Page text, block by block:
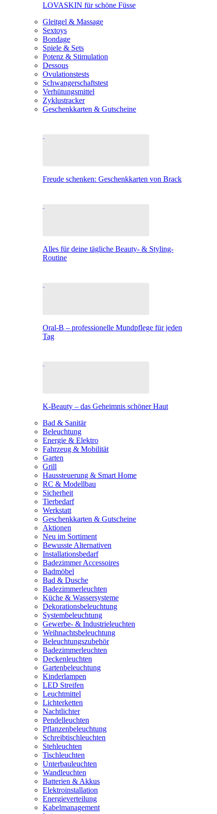
LOVASKIN für schöne Füsse
Gleitgel & Massage
Sextoys
Bondage
Spiele & Sets
Potenz & Stimulation
Dessous
Ovulationstests
Schwangerschaftstest
Verhütungsmittel
Zyklustracker
Geschenkkarten & Gutscheine
Freude schenken: Geschenkkarten von Brack
Alles für deine tägliche Beauty- & Styling-
Routine
Oral-B – professionelle Mundpflege für jeden
Tag
K-Beauty – das Geheimnis schöner Haut
Bad & Sanitär
Beleuchtung
Energie & Elektro
Fahrzeug & Mobilität
Garten
Grill
Haussteuerung & Smart Home
RC & Modellbau
Sicherheit
Tierbedarf
Werkstatt
Geschenkkarten & Gutscheine
Aktionen
Neu im Sortiment
Bewusste Alternativen
Installationsbedarf
Badezimmer Accessoires
Badmöbel
Bad & Dusche
Badezimmerleuchten
Küche & Wassersysteme
Dekorationsbeleuchtung
Systembeleuchtung
Gewerbe- & Industrieleuchten
Weihnachtsbeleuchtung
Beleuchtungszubehör
Badezimmerleuchten
Deckenleuchten
Gartenbeleuchtung
Kinderlampen
LED Streifen
Leuchtmittel
Lichterketten
Nachtlichter
Pendelleuchten
Pflanzenbeleuchtung
Schreibtischleuchten
Stehleuchten
Tischleuchten
Unterbauleuchten
Wandleuchten
Batterien & Akkus
Elektroinstallation
Energieverteilung
Kabelmanagement